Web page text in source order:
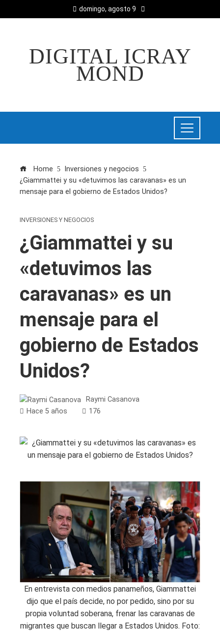
domingo, agosto 9
DIGITAL ICRAY
MOND
Home
Inversiones y negocios
¿Giammattei y su «detuvimos las caravanas» es un
mensaje para el gobierno de Estados Unidos?
INVERSIONES Y NEGOCIOS
¿Giammattei y su
«detuvimos las
caravanas» es un
mensaje para el
gobierno de Estados
Unidos?
Raymi Casanova
Hace 5 años
176
En entrevista con medios panameños, Giammattei
dijo que el país decide, no por pedido, sino por su
propia voluntad soberana, frenar las caravanas de
migrantes que buscan llegar a Estados Unidos. Foto: